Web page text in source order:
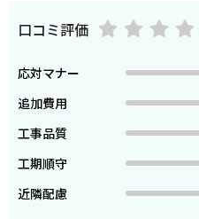
口コミ評価
応対マナー
追加費用
工事品質
工期順守
近隣配慮